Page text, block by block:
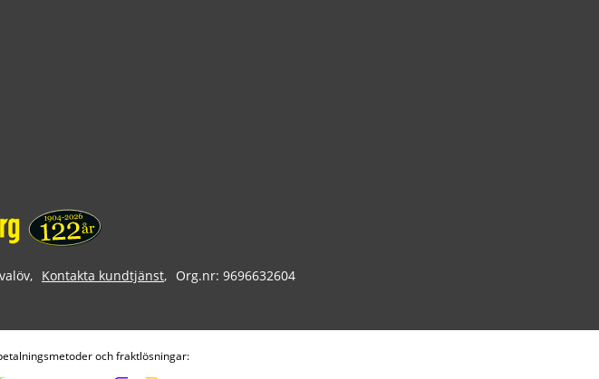
Kontakta kundtjänst Org.nr: 9696632604
och fraktlösningar: